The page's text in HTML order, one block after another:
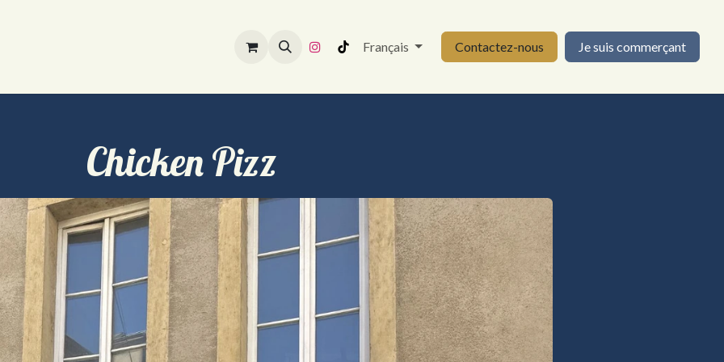
Préparer sa visite Français Contactez-nous Je suis commerçant
Chicken Pizz